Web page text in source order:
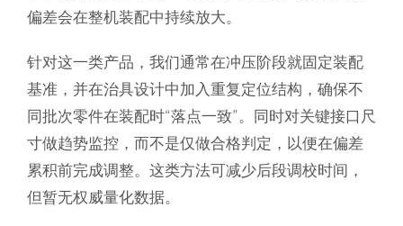
偏差会在整机装配中持续放大。
针对这一类产品，我们通常在冲压阶段就固定装配
基准，并在治具设计中加入重复定位结构，确保不
同批次零件在装配时“落点一致”。同时对关键接口尺
寸做趋势监控，而不是仅做合格判定，以便在偏差
累积前完成调整。这类方法可减少后段调校时间，
但暂无权威量化数据。